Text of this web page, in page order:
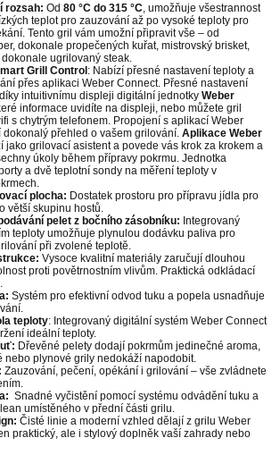
rozsah: Od 80 °C do 315 °C, umožňuje všestrannost
teplot pro zauzování až po vysoké teploty pro
Tento gril vám umožní připravit vše – od
dokonale propečených kuřat, mistrovský brisket,
ugrilovaný steak.
Grill Control : Nabízí přesné nastavení teploty a
přes aplikaci Weber Connect. Přesné nastavení
intuitivnímu displeji digitální jednotky Weber
informace uvidíte na displeji, nebo můžete gril
s chytrým telefonem. Propojení s aplikací Weber
dokonalý přehled o vašem grilování. Aplikace Weber
jako grilovací asistent a povede vás krok za krokem a
úkoly během přípravy pokrmu. Jednotka
a dvě teplotní sondy na měření teploty v
plocha: Dostatek prostoru pro přípravu jídla pro
větší skupinu hostů.
pelet z bočního zásobníku: Integrovaný
teploty umožňuje plynulou dodávku paliva pro
při zvolené teplotě.
Vysoce kvalitní materiály zaručují dlouhou
proti povětrnostním vlivům. Praktická odkládací
Systém pro efektivní odvod tuku a popela usnadňuje
teploty: Integrovaný digitální systém Weber Connect
ideální teploty.
Dřevěné pelety dodají pokrmům jedinečné aroma,
nebo plynové grily nedokáží napodobit.
Zauzování, pečení, opékání i grilování – vše zvládnete
Snadné vyčistění pomocí systému odvádění tuku a
umístěného v přední části grilu.
Čisté linie a moderní vzhled dělají z grilu Weber
praktický, ale i stylový doplněk vaší zahrady nebo